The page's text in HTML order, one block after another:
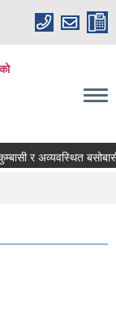
र अव्यवस्थित